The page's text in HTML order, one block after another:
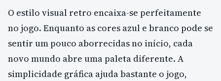
O estilo visual retro encaixa-se perfeitamente
no jogo. Enquanto as cores azul e branco pode se
sentir um pouco aborrecidas no início, cada
novo mundo abre uma paleta diferente. A
simplicidade gráfica ajuda bastante o jogo,